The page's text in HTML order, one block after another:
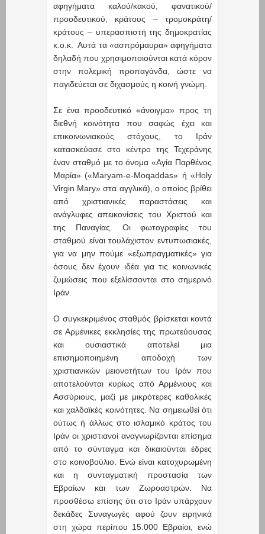
αφηγήματα καλού/κακού, φανατικού/
προοδευτικού, κράτους – τρομοκράτη/
κράτους – υπερασπιστή της δημοκρατίας
κ.ο.κ. Αυτά τα «ασπρόμαυρα» αφηγήματα
δηλαδή που χρησιμοποιούνται κατά κόρον
στην πολεμική προπαγάνδα, ώστε να
παγιδεύεται σε διχασμούς η κοινή γνώμη.
Σε ένα προοδευτικό «άνοιγμα» προς τη
διεθνή κοινότητα που σαφώς έχει και
επικοινωνιακούς στόχους, το Ιράν
κατασκεύασε στο κέντρο της Τεχεράνης
έναν σταθμό με το όνομα «Αγία Παρθένος
Μαρία» («Maryam-e-Moqaddas» ή «Holy
Virgin Mary» στα αγγλικά), ο οποίος βρίθει
από χριστιανικές παραστάσεις και
ανάγλυφες απεικονίσεις του Χριστού και
της Παναγίας. Οι φωτογραφίες του
σταθμού είναι τουλάχιστον εντυπωσιακές,
για να μην πούμε «εξωπραγματικές» για
όσους δεν έχουν ιδέα για τις κοινωνικές
ζυμώσεις που εξελίσσονται στο σημερινό
Ιράν.
Ο συγκεκριμένος σταθμός βρίσκεται κοντά
σε Αρμένικες εκκλησίες της πρωτεύουσας
και ουσιαστικά αποτελεί μια
επισημοποιημένη αποδοχή των
χριστιανικών μειονοτήτων του Ιράν που
αποτελούνται κυρίως από Αρμένιους και
Ασσύριους, μαζί με μικρότερες καθολικές
και χαλδαϊκές κοινότητες. Να σημειωθεί ότι
ούτως ή άλλως στο ισλαμικό κράτος του
Ιράν οι χριστιανοί αναγνωρίζονται επίσημα
από το σύνταγμα και δικαιούνται έδρες
στο κοινοβούλιο. Ενώ είναι κατοχυρωμένη
και η συνταγματική προστασία των
Εβραίων και των Ζωροαστρών. Να
προσθέσω επίσης ότι στο Ιράν υπάρχουν
δεκάδες Συναγωγές αφού ζουν ειρηνικά
στη χώρα περίπου 15.000 Εβραίοι, ενώ